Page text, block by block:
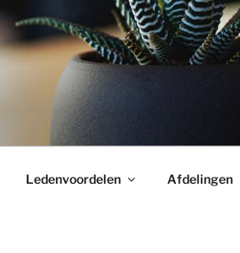
Ledenvoordelen Afdelingen